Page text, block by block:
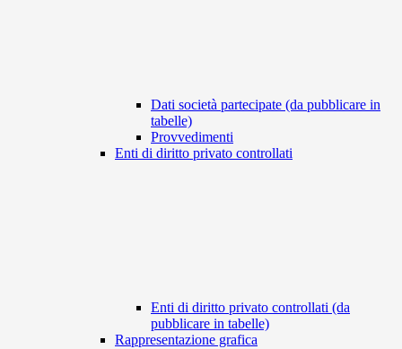
Dati società partecipate (da pubblicare in
tabelle)
Provvedimenti
Enti di diritto privato controllati
Enti di diritto privato controllati (da
pubblicare in tabelle)
Rappresentazione grafica